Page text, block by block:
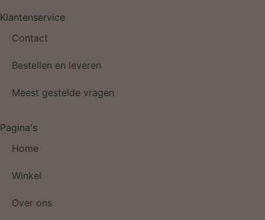
Klantenservice
Contact
Bestellen en leveren
Meest gestelde vragen
Pagina's
Home
Winkel
Over ons